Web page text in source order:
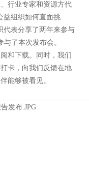
行业专家和资源方代
益组织如何直面挑
代表分享了两年来参与
了本次发布会。
和下载。同时，我们
卡，向我们反馈在地
能够被看见。